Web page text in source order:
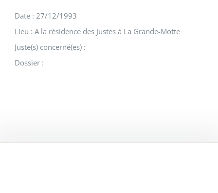
Date : 27/12/1993
Lieu : A la résidence des Justes à La Grande-Motte
Juste(s) concerné(es) :
Dossier :